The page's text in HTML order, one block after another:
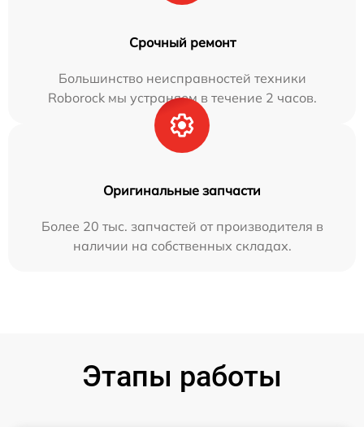
Срочный ремонт
Большинство неисправностей техники
Roborock мы устраняем в течение 2 часов.
Оригинальные запчасти
Более 20 тыс. запчастей от производителя в
наличии на собственных складах.
Этапы работы